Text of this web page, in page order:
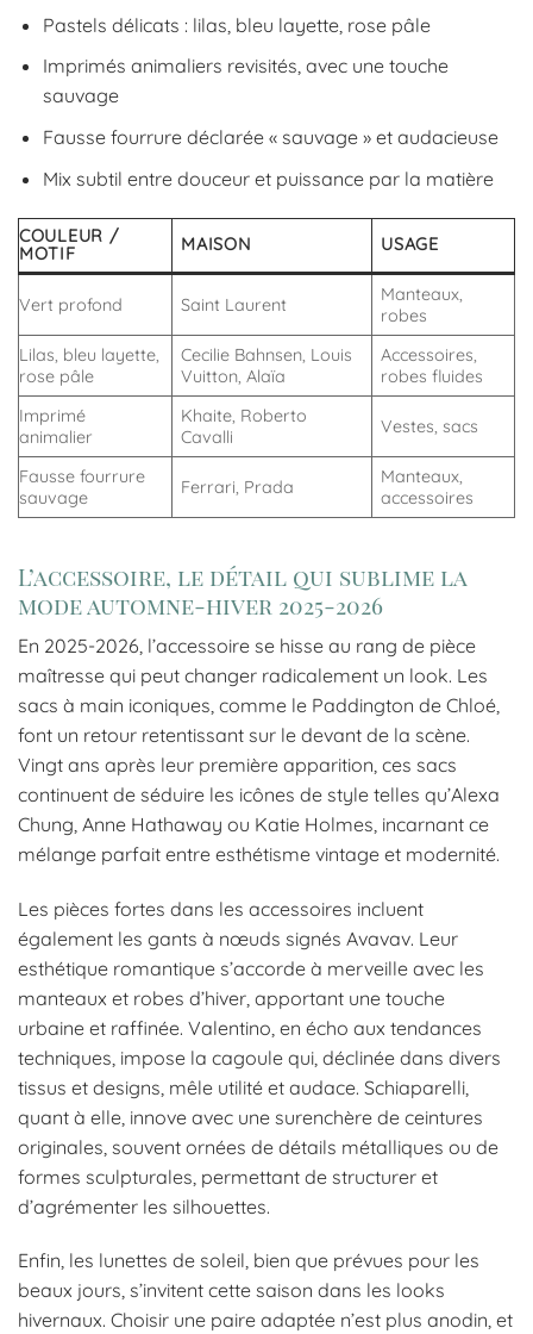
Pastels délicats : lilas, bleu layette, rose pâle
Imprimés animaliers revisités, avec une touche
sauvage
Fausse fourrure déclarée « sauvage » et audacieuse
Mix subtil entre douceur et puissance par la matière
COULEUR /
MOTIF
MAISON USAGE
Vert profond Saint Laurent
Manteaux,
robes
Lilas, bleu layette,
rose pâle
Cecilie Bahnsen, Louis
Vuitton, Alaïa
Accessoires,
robes fluides
Imprimé
animalier
Khaite, Roberto
Cavalli
Vestes, sacs
Fausse fourrure
sauvage
Ferrari, Prada
Manteaux,
accessoires
L’accessoire, le détail qui sublime la
mode automne-hiver 2025-2026
En 2025-2026, l’accessoire se hisse au rang de pièce
maîtresse qui peut changer radicalement un look. Les
sacs à main iconiques, comme le Paddington de Chloé,
font un retour retentissant sur le devant de la scène.
Vingt ans après leur première apparition, ces sacs
continuent de séduire les icônes de style telles qu’Alexa
Chung, Anne Hathaway ou Katie Holmes, incarnant ce
mélange parfait entre esthétisme vintage et modernité.
Les pièces fortes dans les accessoires incluent
également les gants à nœuds signés Avavav. Leur
esthétique romantique s’accorde à merveille avec les
manteaux et robes d’hiver, apportant une touche
urbaine et raffinée. Valentino, en écho aux tendances
techniques, impose la cagoule qui, déclinée dans divers
tissus et designs, mêle utilité et audace. Schiaparelli,
quant à elle, innove avec une surenchère de ceintures
originales, souvent ornées de détails métalliques ou de
formes sculpturales, permettant de structurer et
d’agrémenter les silhouettes.
Enfin, les lunettes de soleil, bien que prévues pour les
beaux jours, s’invitent cette saison dans les looks
hivernaux. Choisir une paire adaptée n’est plus anodin, et